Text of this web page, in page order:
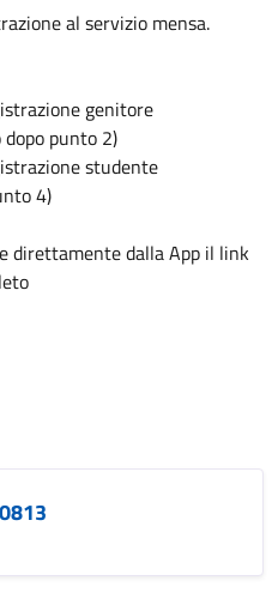
al servizio mensa.
genitore
punto 2)
studente
4)
direttamente dalla App il link